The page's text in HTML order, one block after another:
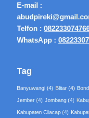
E-mail :
Telfon :
WhatsApp :
Tag
Banyuwangi (4) Blitar (4)
Jember (4) Jombang (4)
Kabupaten Cilacap (4)